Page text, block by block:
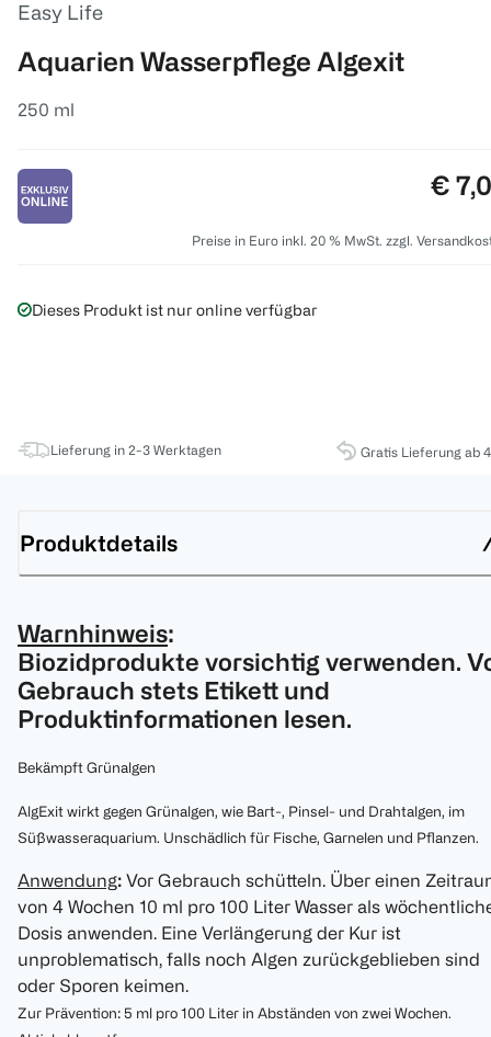
Easy Life
Aquarien Wasserpflege Algexit
250 ml
€
Preise in Euro inkl. 20 % MwSt. zzgl.
Dieses Produkt ist nur online verfügbar
Lieferung in 2-3 Werktagen Gratis Lieferung ab
Produktdetails
Warnhinweis:
Biozidprodukte vorsichtig verwenden.
Gebrauch stets Etikett und
Produktinformationen lesen.
Bekämpft Grünalgen
AlgExit wirkt gegen Grünalgen, wie Bart-, Pinsel- und Drahtalgen, im
Süßwasseraquarium. Unschädlich für Fische, Garnelen und Pflanzen.
Anwendung: Vor Gebrauch schütteln. Über einen
von 4 Wochen 10 ml pro 100 Liter Wasser als
Dosis anwenden. Eine Verlängerung der Kur ist
unproblematisch, falls noch Algen zurückgeblieben sind
oder Sporen keimen.
Zur Prävention: 5 ml pro 100 Liter in Abständen von zwei Wochen.